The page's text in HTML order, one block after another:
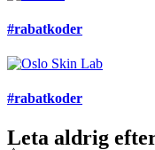
#rabatkoder
#rabatkoder
Leta aldrig